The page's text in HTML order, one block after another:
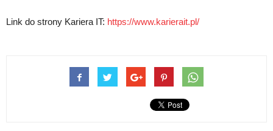
Link do strony Kariera IT: https://www.karierait.pl/